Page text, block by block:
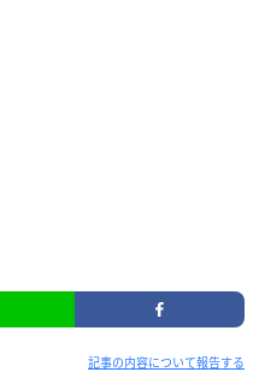
記事の内容について報告する